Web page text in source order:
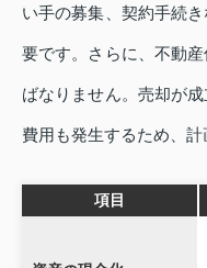
い手の募集、契約手続
要です。さらに、不動
ばなりません。売却が
費用も発生するため、計
項目